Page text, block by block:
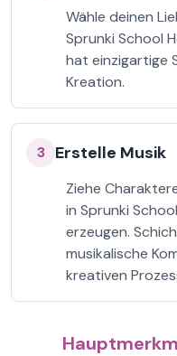
Wähle deinen
Sprunki School
hat einzigartige
Kreation.
3 Erstelle Musik
Ziehe
in Sprunki
erzeugen.
musikalische
kreativen